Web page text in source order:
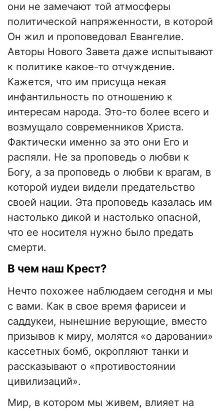
они не замечают той атмосферы
политической напряженности, в которой
Он жил и проповедовал Евангелие.
Авторы Нового Завета даже испытывают
к политике какое-то отчуждение.
Кажется, что им присуща некая
инфантильность по отношению к
интересам народа. Это-то более всего и
возмущало современников Христа.
Фактически именно за это они Его и
распяли. Не за проповедь о любви к
Богу, а за проповедь о любви к врагам, в
которой иудеи видели предательство
своей нации. Эта проповедь казалась им
настолько дикой и настолько опасной,
что ее носителя нужно было предать
смерти.
В чем наш Крест?
Нечто похожее наблюдаем сегодня и мы
с вами. Как в свое время фарисеи и
саддукеи, нынешние верующие, вместо
призывов к миру, молятся «о даровании»
кассетных бомб, окропляют танки и
рассказывают о «противостоянии
цивилизаций».
Мир, в котором мы живем, влияет на